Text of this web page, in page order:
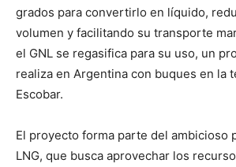
grados para convertirlo en líquido,
volumen y facilitando su transporte
el GNL se regasifica para su uso, un
realiza en Argentina con buques en la
Escobar.
El proyecto forma parte del ambicioso
LNG, que busca aprovechar los